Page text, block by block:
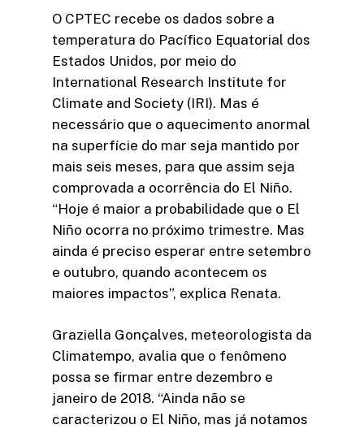
O CPTEC recebe os dados sobre a
temperatura do Pacífico Equatorial dos
Estados Unidos, por meio do
International Research Institute for
Climate and Society (IRI). Mas é
necessário que o aquecimento anormal
na superfície do mar seja mantido por
mais seis meses, para que assim seja
comprovada a ocorrência do El Niño.
“Hoje é maior a probabilidade que o El
Niño ocorra no próximo trimestre. Mas
ainda é preciso esperar entre setembro
e outubro, quando acontecem os
maiores impactos”, explica Renata.
Graziella Gonçalves, meteorologista da
Climatempo, avalia que o fenômeno
possa se firmar entre dezembro e
janeiro de 2018. “Ainda não se
caracterizou o El Niño, mas já notamos